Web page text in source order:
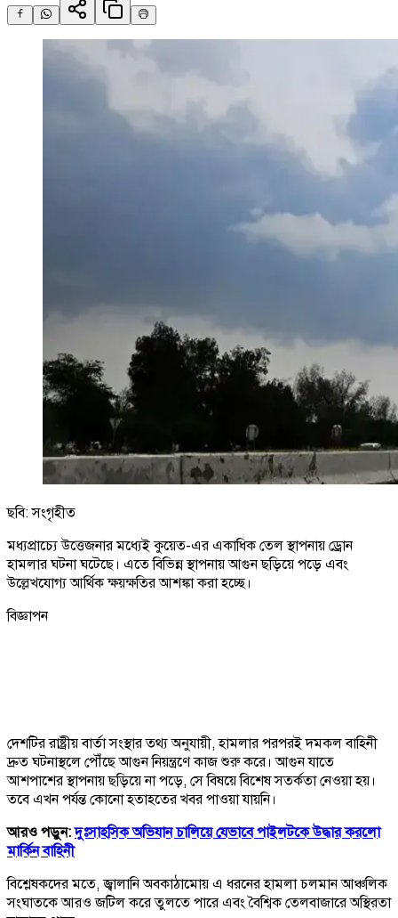
ছবি: সংগৃহীত
মধ্যপ্রাচ্যে উত্তেজনার মধ্যেই কুয়েত-এর একাধিক তেল স্থাপনায় ড্রোন
হামলার ঘটনা ঘটেছে। এতে বিভিন্ন স্থাপনায় আগুন ছড়িয়ে পড়ে এবং
উল্লেখযোগ্য আর্থিক ক্ষয়ক্ষতির আশঙ্কা করা হচ্ছে।
বিজ্ঞাপন
দেশটির রাষ্ট্রীয় বার্তা সংস্থার তথ্য অনুযায়ী, হামলার পরপরই দমকল বাহিনী
দ্রুত ঘটনাস্থলে পৌঁছে আগুন নিয়ন্ত্রণে কাজ শুরু করে। আগুন যাতে
আশপাশের স্থাপনায় ছড়িয়ে না পড়ে, সে বিষয়ে বিশেষ সতর্কতা নেওয়া হয়।
তবে এখন পর্যন্ত কোনো হতাহতের খবর পাওয়া যায়নি।
আরও পড়ুন:দুঃসাহসিক অভিযান চালিয়ে যেভাবে পাইলটকে উদ্ধার করলো
মার্কিন বাহিনী
বিশ্লেষকদের মতে, জ্বালানি অবকাঠামোয় এ ধরনের হামলা চলমান আঞ্চলিক
সংঘাতকে আরও জটিল করে তুলতে পারে এবং বৈশ্বিক তেলবাজারে অস্থিরতা